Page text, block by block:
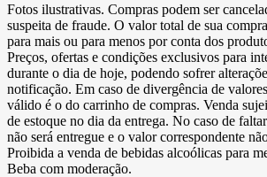
Fotos ilustrativas. Compras podem ser
suspeita de fraude. O valor total de sua
para mais ou para menos por conta dos
Preços, ofertas e condições exclusivos para
durante o dia de hoje, podendo sofrer
notificação. Em caso de divergência de
válido é o do carrinho de compras. Venda
de estoque no dia da entrega. No caso de
não será entregue e o valor correspondente
Proibida a venda de bebidas alcoólicas para
Beba com moderação.